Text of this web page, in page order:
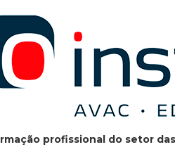
profissional do setor